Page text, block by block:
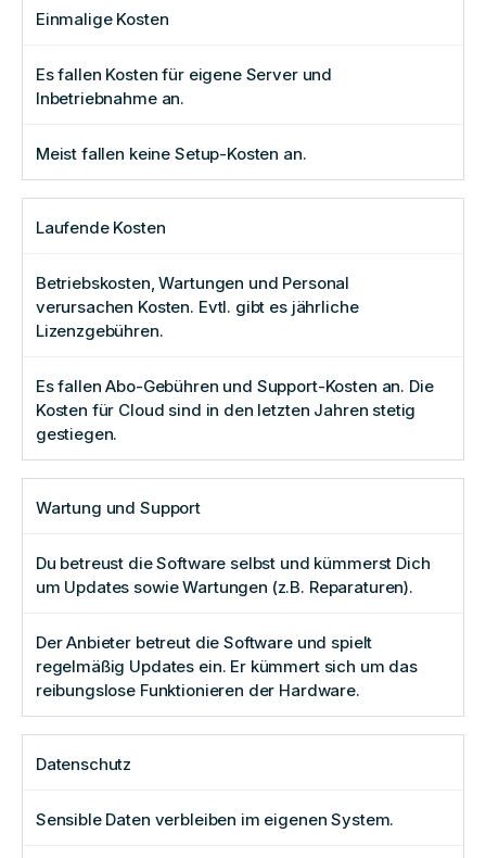
Einmalige Kosten
Es fallen Kosten für eigene Server und
Inbetriebnahme an.
Meist fallen keine Setup-Kosten an.
Laufende Kosten
Betriebskosten, Wartungen und Personal
verursachen Kosten. Evtl. gibt es jährliche
Lizenzgebühren.
Es fallen Abo-Gebühren und Support-Kosten an. Die
Kosten für Cloud sind in den letzten Jahren stetig
gestiegen.
Wartung und Support
Du betreust die Software selbst und kümmerst Dich
um Updates sowie Wartungen (z.B. Reparaturen).
Der Anbieter betreut die Software und spielt
regelmäßig Updates ein. Er kümmert sich um das
reibungslose Funktionieren der Hardware.
Datenschutz
Sensible Daten verbleiben im eigenen System.